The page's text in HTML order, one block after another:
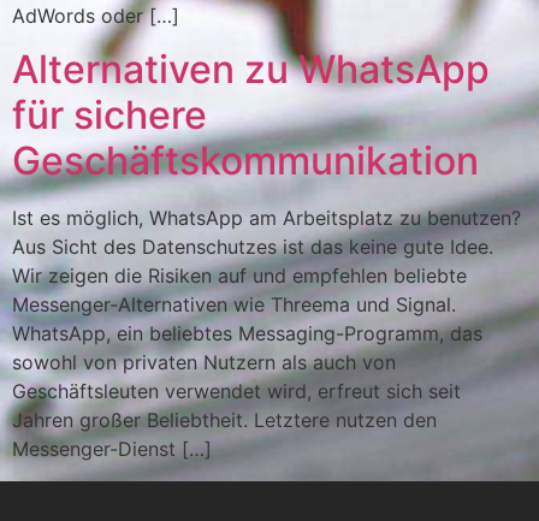
AdWords oder […]
Alternativen zu WhatsApp
für sichere
Geschäftskommunikation
Ist es möglich, WhatsApp am Arbeitsplatz zu benutzen?
Aus Sicht des Datenschutzes ist das keine gute Idee.
Wir zeigen die Risiken auf und empfehlen beliebte
Messenger-Alternativen wie Threema und Signal.
WhatsApp, ein beliebtes Messaging-Programm, das
sowohl von privaten Nutzern als auch von
Geschäftsleuten verwendet wird, erfreut sich seit
Jahren großer Beliebtheit. Letztere nutzen den
Messenger-Dienst […]